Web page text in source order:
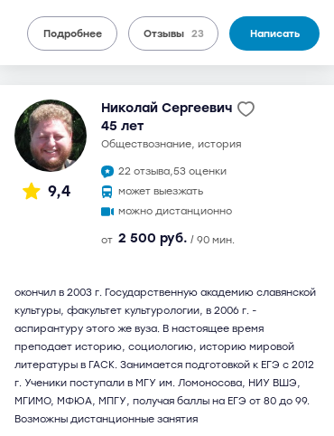
Подробнее Отзывы 23 Написать
9,4
Николай Сергеевич
45 лет
обществознание, история
22 отзыва,53 оценки
может выезжать
можно дистанционно
от 2 500 руб. / 90 мин.
окончил в 2003 г. Государственную академию славянской
культуры, факультет культурологии, в 2006 г. -
аспирантуру этого же вуза. В настоящее время
преподает историю, социологию, историю мировой
литературы в ГАСК. Занимается подготовкой к ЕГЭ с 2012
г. Ученики поступали в МГУ им. Ломоносова, НИУ ВШЭ,
МГИМО, МФЮА, МПГУ, получая баллы на ЕГЭ от 80 до 99.
Возможны дистанционные занятия